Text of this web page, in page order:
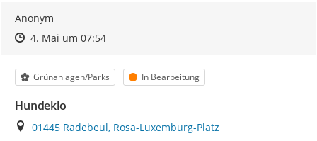
Anonym
Zeitpunkt des Erstellens
Zeitpunkt des Erstellens
4. Mai um 07:54Zur Äußerung
Kategorie
Grünanlagen/Parks Status
In Bearbeitung
Hundeklo
Ort
01445 Radebeul, Rosa-Luxemburg-Platz